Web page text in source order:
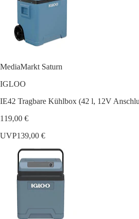
MediaMarkt Saturn
IGLOO
IE42 Tragbare Kühlbox (42 l, 12V
119,00 €
UVP139,00 €